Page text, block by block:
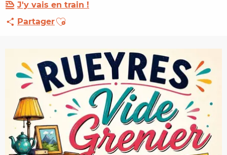
J'y vais en train !
PartagerAjouter aux favoris